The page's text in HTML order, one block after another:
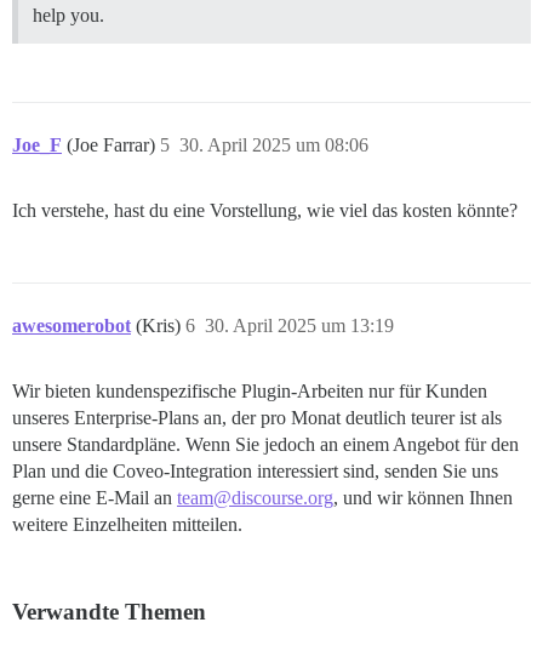
help you.
Joe_F (Joe Farrar) 30. April 2025 um 08:06
5
Ich verstehe, hast du eine Vorstellung, wie viel das kosten könnte?
awesomerobot (Kris) 30. April 2025 um 13:19
6
Wir bieten kundenspezifische Plugin-Arbeiten nur für Kunden
unseres Enterprise-Plans an, der pro Monat deutlich teurer ist als
unsere Standardpläne. Wenn Sie jedoch an einem Angebot für den
Plan und die Coveo-Integration interessiert sind, senden Sie uns
gerne eine E-Mail an team@discourse.org, und wir können Ihnen
weitere Einzelheiten mitteilen.
Verwandte Themen